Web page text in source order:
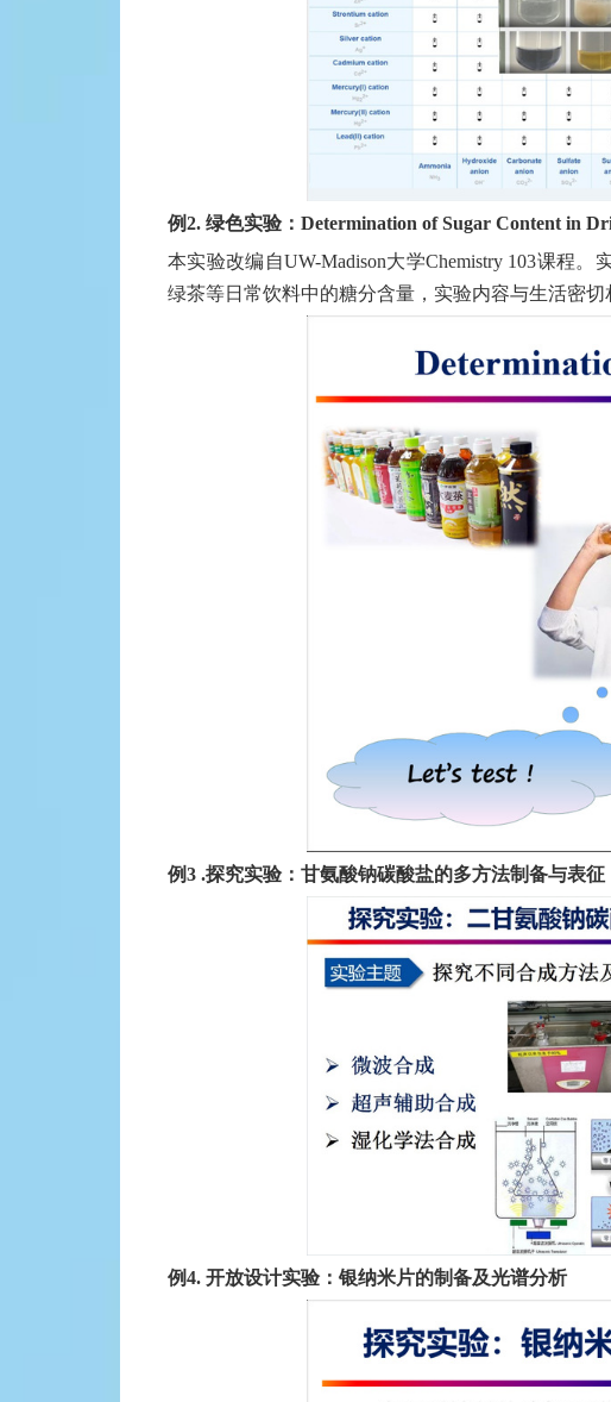
例2. 绿色实验：Determination of Sugar Content in
本实验改编自UW-Madison大学Chemistry 103课程
绿茶等日常饮料中的糖分含量，实验内容与生活密切
例3 .探究实验：甘氨酸钠碳酸盐的多方法制备与表征
例4. 开放设计实验：银纳米片的制备及光谱分析